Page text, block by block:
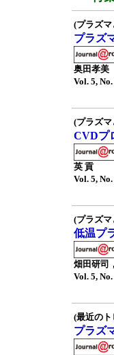
(プラズ
プラズ
奥田孝美
Vol. 5,
(プラズ
CVDプ
英 貢
Vol. 5,
(プラズ
低温プ
畑田研司
Vol. 5,
(最近の
プラズ